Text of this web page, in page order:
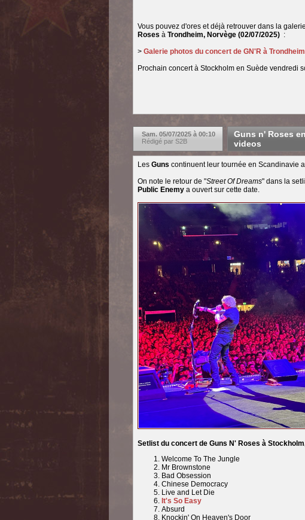
Vous pouvez d'ores et déjà retrouver dans la
Roses à Trondheim, Norvège (02/07/2025) :
> Galerie photos du concert de GN'R à
Prochain concert à Stockholm en Suède vendredi
Sam. 05/07/2025 à 00:10
Rédigé par S2B
Guns n' Roses
videos
Les Guns continuent leur tournée en Scandinavie
On note le retour de "Street Of Dreams" dans la
Public Enemy a ouvert sur cette date.
Setlist du concert de Guns N' Roses à
Welcome To The Jungle
Mr Brownstone
Bad Obsession
Chinese Democracy
Live and Let Die
It's So Easy
Absurd
Knockin' On Heaven's Door